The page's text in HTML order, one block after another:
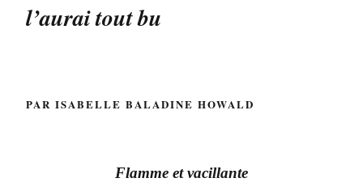
l’aurai tout bu
PAR ISABELLE BALADINE HOWALD
Flamme et vacillante